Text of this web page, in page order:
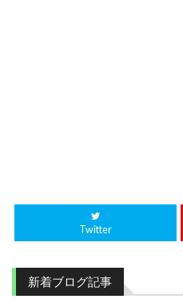
Twitter
新着ブログ記事